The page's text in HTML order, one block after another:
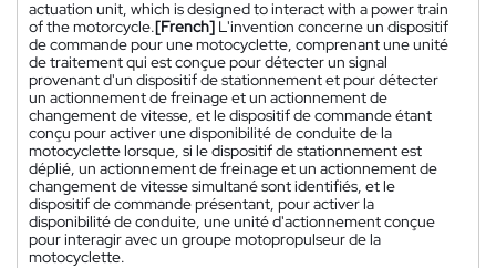
actuation unit, which is designed to interact with a power train
of the motorcycle.[French] L'invention concerne un dispositif
de commande pour une motocyclette, comprenant une unité
de traitement qui est conçue pour détecter un signal
provenant d'un dispositif de stationnement et pour détecter
un actionnement de freinage et un actionnement de
changement de vitesse, et le dispositif de commande étant
conçu pour activer une disponibilité de conduite de la
motocyclette lorsque, si le dispositif de stationnement est
déplié, un actionnement de freinage et un actionnement de
changement de vitesse simultané sont identifiés, et le
dispositif de commande présentant, pour activer la
disponibilité de conduite, une unité d'actionnement conçue
pour interagir avec un groupe motopropulseur de la
motocyclette.